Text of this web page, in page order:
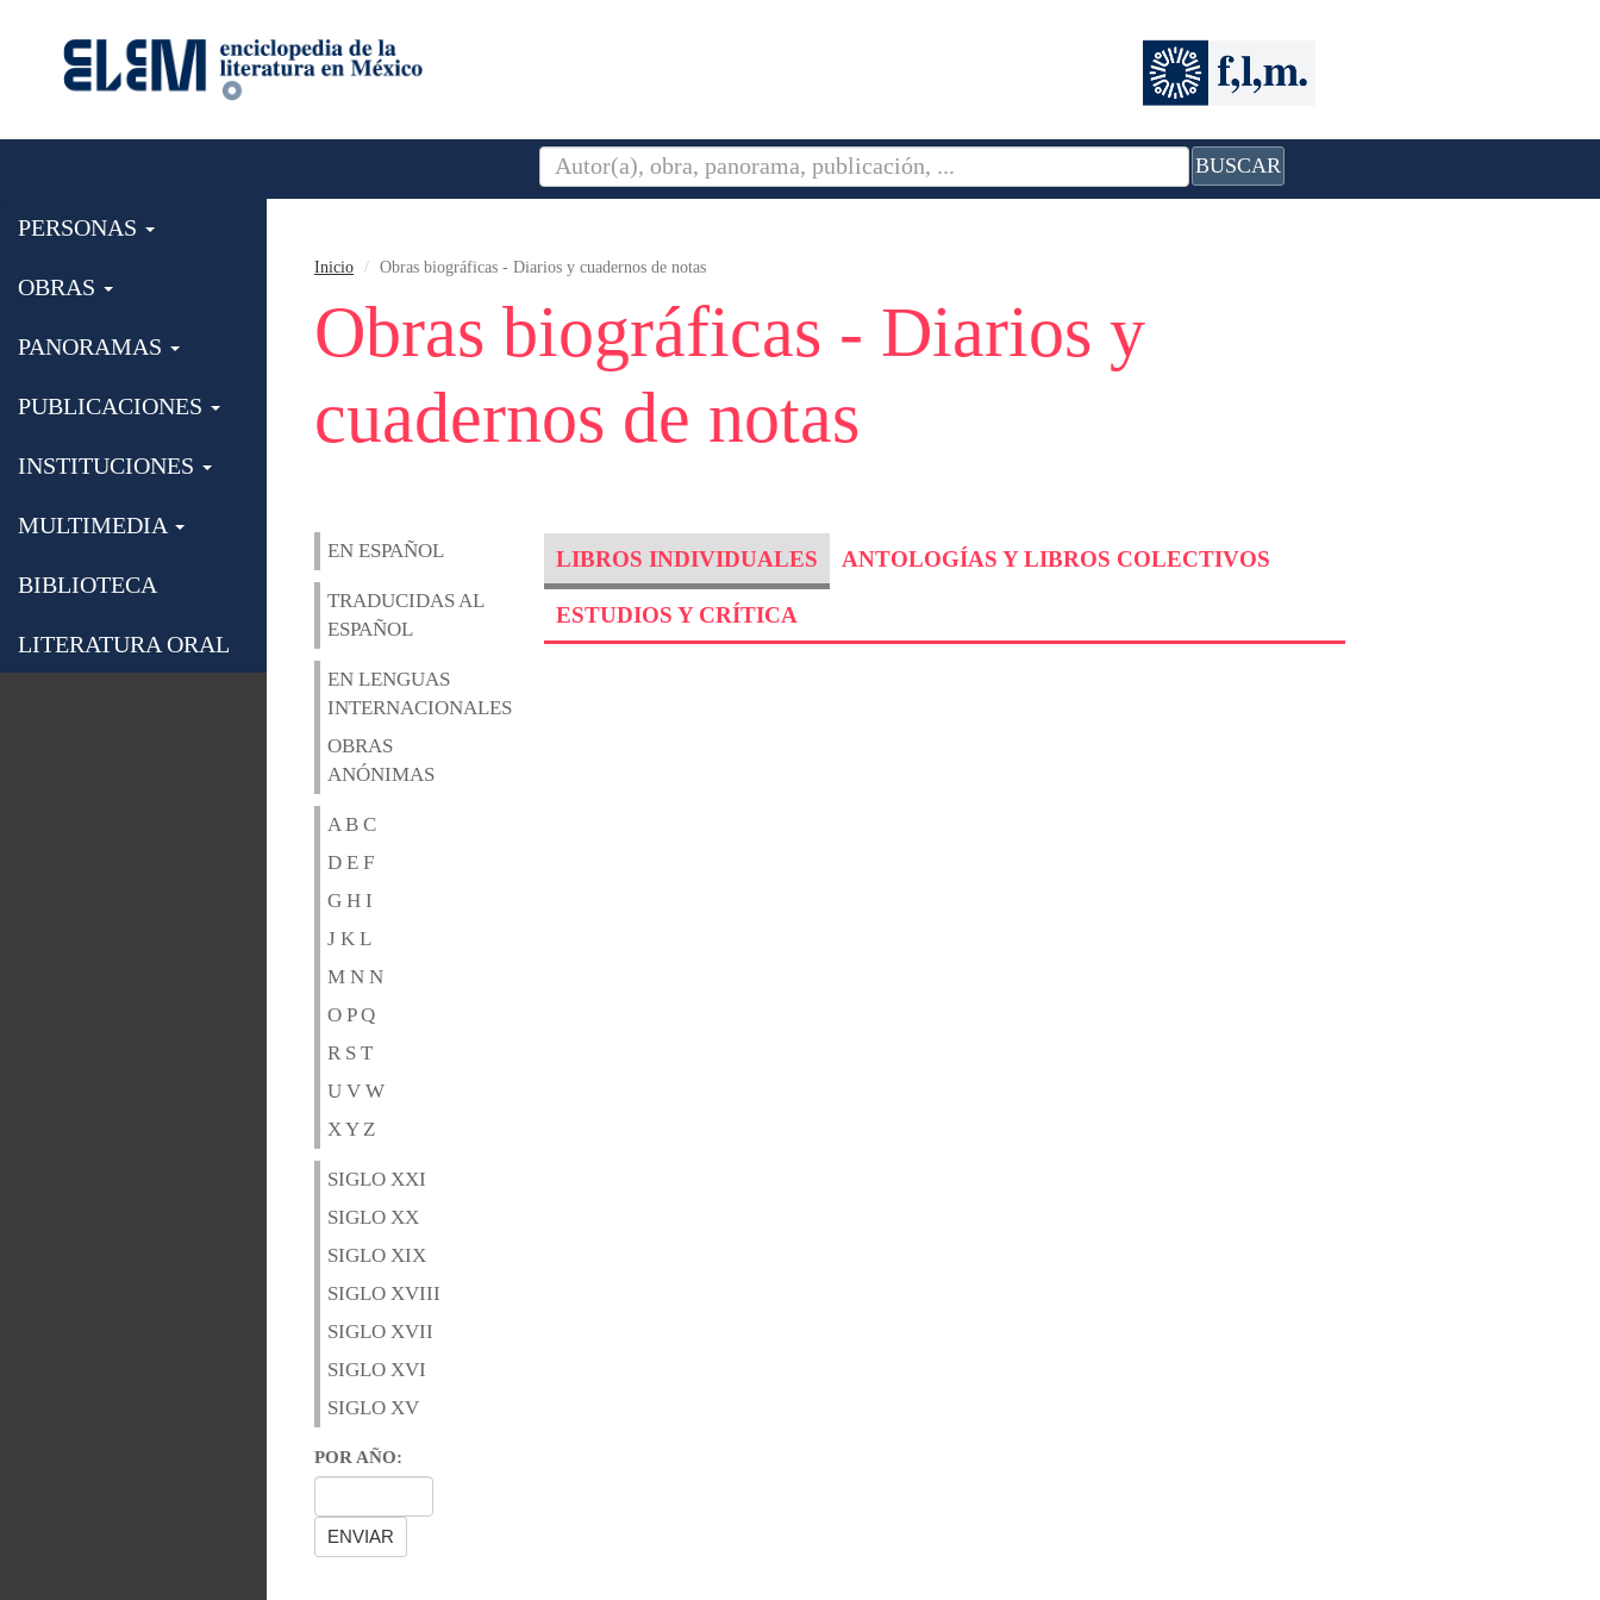
BUSCAR
PERSONAS
OBRAS
PANORAMAS
PUBLICACIONES
INSTITUCIONES
MULTIMEDIA
BIBLIOTECA
LITERATURA ORAL
Inicio Obras biográficas - Diarios y cuadernos de notas
Obras biográficas - Diarios y
cuadernos de notas
EN ESPAÑOL
TRADUCIDAS AL
ESPAÑOL
EN LENGUAS
INTERNACIONALES
OBRAS
ANÓNIMAS
A B C
D E F
G H I
J K L
M N N
O P Q
R S T
U V W
X Y Z
SIGLO XXI
SIGLO XX
SIGLO XIX
SIGLO XVIII
SIGLO XVII
SIGLO XVI
SIGLO XV
POR AÑO:
LIBROS INDIVIDUALES ANTOLOGÍAS Y LIBROS COLECTIVOS
ESTUDIOS Y CRÍTICA